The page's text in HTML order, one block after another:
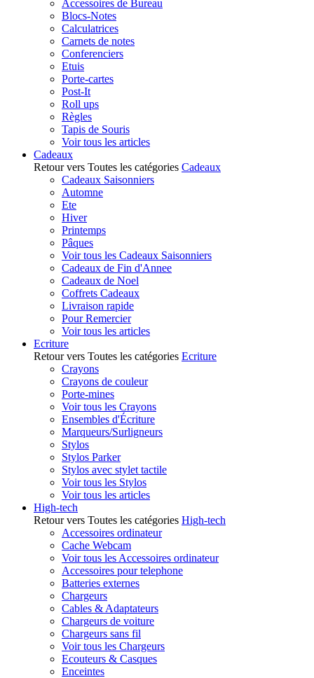
Accessoires de Bureau
Blocs-Notes
Calculatrices
Carnets de notes
Conferenciers
Etuis
Porte-cartes
Post-It
Roll ups
Règles
Tapis de Souris
Voir tous les articles
Cadeaux
Retour vers Toutes les catégories Cadeaux
Cadeaux Saisonniers
Automne
Ete
Hiver
Printemps
Pâques
Voir tous les Cadeaux Saisonniers
Cadeaux de Fin d'Annee
Cadeaux de Noel
Coffrets Cadeaux
Livraison rapide
Pour Remercier
Voir tous les articles
Ecriture
Retour vers Toutes les catégories Ecriture
Crayons
Crayons de couleur
Porte-mines
Voir tous les Crayons
Ensembles d'Écriture
Marqueurs/Surligneurs
Stylos
Stylos Parker
Stylos avec stylet tactile
Voir tous les Stylos
Voir tous les articles
High-tech
Retour vers Toutes les catégories High-tech
Accessoires ordinateur
Cache Webcam
Voir tous les Accessoires ordinateur
Accessoires pour telephone
Batteries externes
Chargeurs
Cables & Adaptateurs
Chargeurs de voiture
Chargeurs sans fil
Voir tous les Chargeurs
Ecouteurs & Casques
Enceintes